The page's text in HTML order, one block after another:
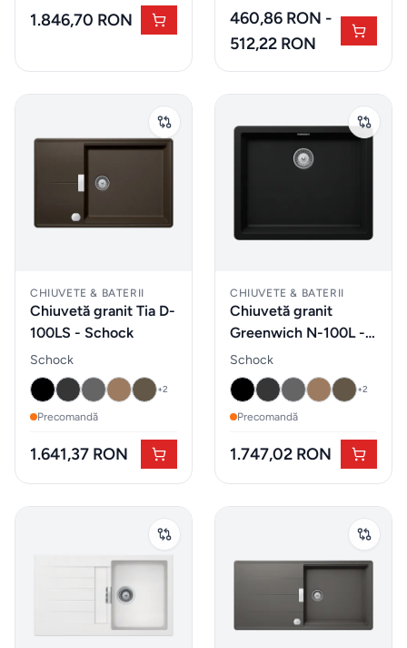
de
interior
Parfumuri
Fotolii
Mobilier
lounge
de
exterior
Iluminat
& textile
1.846,70 RON
460,86 RON -
512,22 RON
CHIUVETE & BATERII
Chiuvetă granit Tia D-
100LS - Schock
Schock
+2
Precomandă
1.641,37 RON
CHIUVETE & BATERII
Chiuvetă granit
Greenwich N-100L -
Schock
Schock
+2
Precomandă
1.747,02 RON